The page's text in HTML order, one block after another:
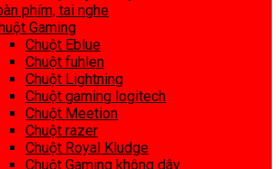
phím, tai nghe
Gaming
Chuột Eblue
Chuột fuhlen
Chuột Lightning
Chuột gaming logitech
Chuột Meetion
Chuột razer
Chuột Royal Kludge
Chuột Gaming không dây